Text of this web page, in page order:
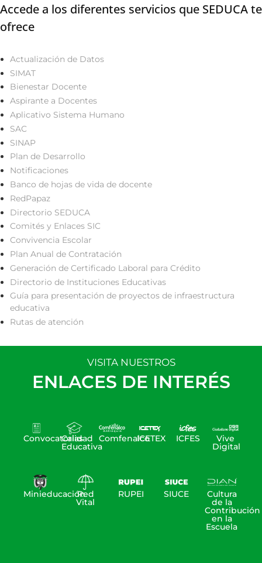
Accede a los diferentes servicios que SEDUCA te
ofrece
Actualización de Datos
SIMAT
Bienestar Docente
Aspirante a Docentes
Aplicativo Sistema Humano
SAC
SINAP
Plan de Desarrollo
Notificaciones
Banco de hojas de vida de docente
RedPapaz
Directorio SEDUCA
Comités y Enlaces SIC
Convivencia Escolar
Plan Anual de Contratación
Generación de Certificado Laboral para Crédito
Directorio de Instituciones Educativas
Guía para presentación de proyectos de infraestructura
educativa
Rutas de atención
VISITA NUESTROS
ENLACES DE INTERÉS
Convocatorias
Calidad
Educativa
ComfenalcoICETEX ICFES Vive
Digital
MinieducaciónRed
Vital
RUPEI SIUCE Cultura
de la
Contribución
en la
Escuela